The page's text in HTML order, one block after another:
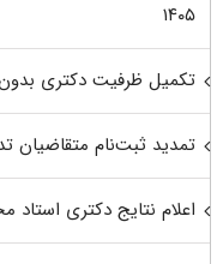
۱۴۰۵
تکمیل ظرفیت دکتری بدون
تمدید ثبت‌نام متقاضیان
اعلام نتایج دکتری استاد